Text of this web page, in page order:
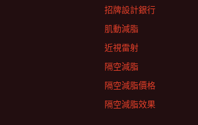
招牌設計銀行
肌動減脂
近視雷射
隔空減脂
隔空減脂價格
隔空減脂效果